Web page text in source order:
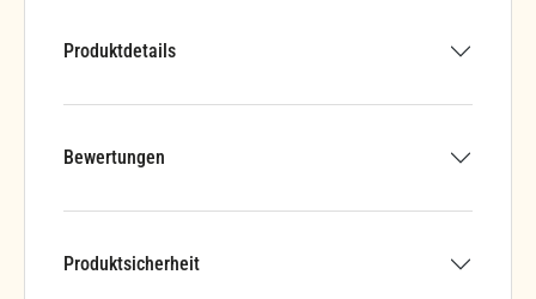
Produktdetails
Bewertungen
Produktsicherheit